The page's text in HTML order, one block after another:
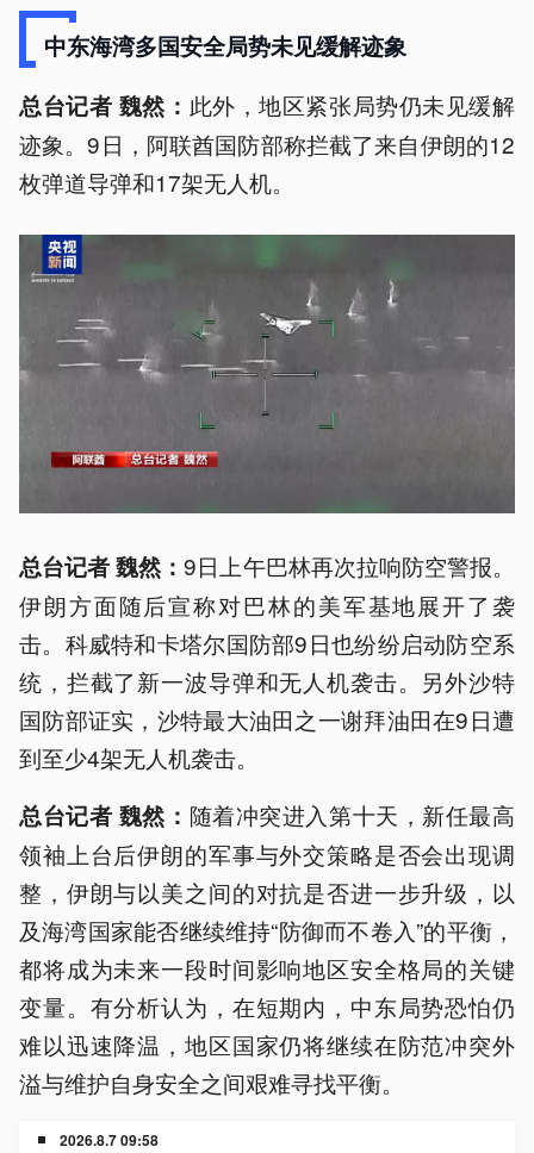
中东海湾多国安全局势未见缓解迹象
总台记者 魏然： 此外，地区紧张局势仍未见缓解
迹象。9日，阿联酋国防部称拦截了来自伊朗的12
枚弹道导弹和17架无人机。
总台记者 魏然：9日上午巴林再次拉响防空警报。
伊朗方面随后宣称对巴林的美军基地展开了袭
击。科威特和卡塔尔国防部9日也纷纷启动防空系
统，拦截了新一波导弹和无人机袭击。另外沙特
国防部证实，沙特最大油田之一谢拜油田在9日遭
到至少4架无人机袭击。
总台记者 魏然： 随着冲突进入第十天，新任最高
领袖上台后伊朗的军事与外交策略是否会出现调
整，伊朗与以美之间的对抗是否进一步升级，以
及海湾国家能否继续维持“防御而不卷入”的平衡，
都将成为未来一段时间影响地区安全格局的关键
变量。有分析认为，在短期内，中东局势恐怕仍
难以迅速降温，地区国家仍将继续在防范冲突外
溢与维护自身安全之间艰难寻找平衡。